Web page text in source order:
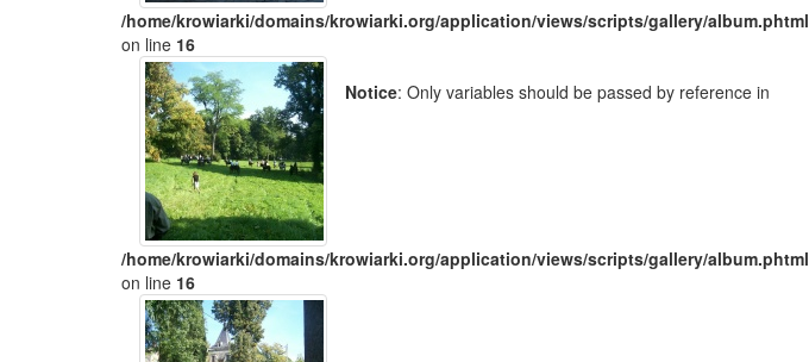
/home/krowiarki/domains/krowiarki.org/application/views/scripts/gallery/album.phtml
on line 16
Notice: Only variables should be passed by reference in
/home/krowiarki/domains/krowiarki.org/application/views/scripts/gallery/album.phtml
on line 16